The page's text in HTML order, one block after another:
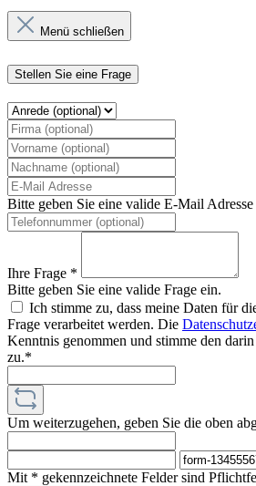
Menü schließen
Stellen Sie eine Frage
Bitte geben Sie eine valide E-Mail Adresse
Ihre Frage *
Bitte geben Sie eine valide Frage ein.
Ich stimme zu, dass meine Daten für
Frage verarbeitet werden. Die
Kenntnis genommen und stimme den
zu.*
Um weiterzugehen, geben Sie die oben
Mit * gekennzeichnete Felder sind